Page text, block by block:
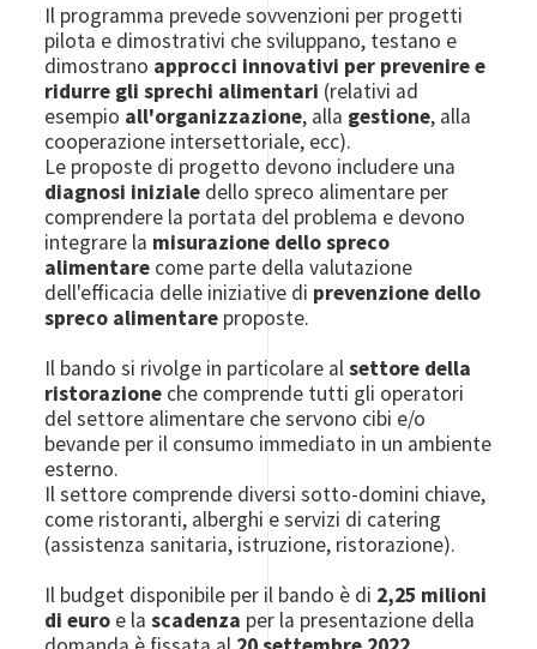
Il programma prevede sovvenzioni per progetti
pilota e dimostrativi che sviluppano, testano e
dimostrano approcci innovativi per prevenire e
ridurre gli sprechi alimentari (relativi ad
esempio all'organizzazione, alla gestione, alla
cooperazione intersettoriale, ecc).
Le proposte di progetto devono includere una
diagnosi iniziale dello spreco alimentare per
comprendere la portata del problema e devono
integrare la misurazione dello spreco
alimentare come parte della valutazione
dell'efficacia delle iniziative di prevenzione dello
spreco alimentare proposte.
Il bando si rivolge in particolare alsettore della
ristorazione che comprende tutti gli operatori
del settore alimentare che servono cibi e/o
bevande per il consumo immediato in un ambiente
esterno.
Il settore comprende diversi sotto-domini chiave,
come ristoranti, alberghi e servizi di catering
(assistenza sanitaria, istruzione, ristorazione).
Il budget disponibile per il bando è di 2,25 milioni
di euro e lascadenza per la presentazione della